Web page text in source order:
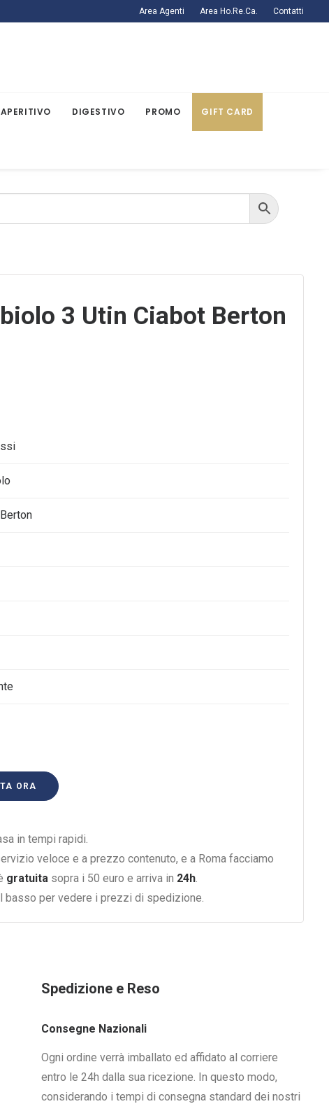
Area Agenti Area Ho.Re.Ca. Contatti
APERITIVO DIGESTIVO PROMO GIFT CARD
3 Utin Ciabot Berton
ORA
in tempi rapidi.
veloce e a prezzo contenuto, e a Roma facciamo
gratuita sopra i 50 euro e arriva in 24h.
basso per vedere i prezzi di spedizione.
Spedizione e Reso
Consegne Nazionali
Ogni ordine verrà imballato ed affidato al corriere
entro le 24h dalla sua ricezione. In questo modo,
considerando i tempi di consegna standard dei nostri